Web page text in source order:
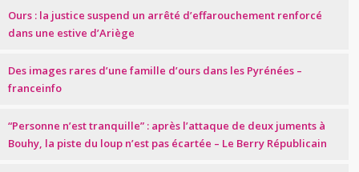
Ours : la justice suspend un arrêté d’effarouchement renforcé
dans une estive d’Ariège
Des images rares d’une famille d’ours dans les Pyrénées –
franceinfo
“Personne n’est tranquille” : après l’attaque de deux juments à
Bouhy, la piste du loup n’est pas écartée – Le Berry Républicain